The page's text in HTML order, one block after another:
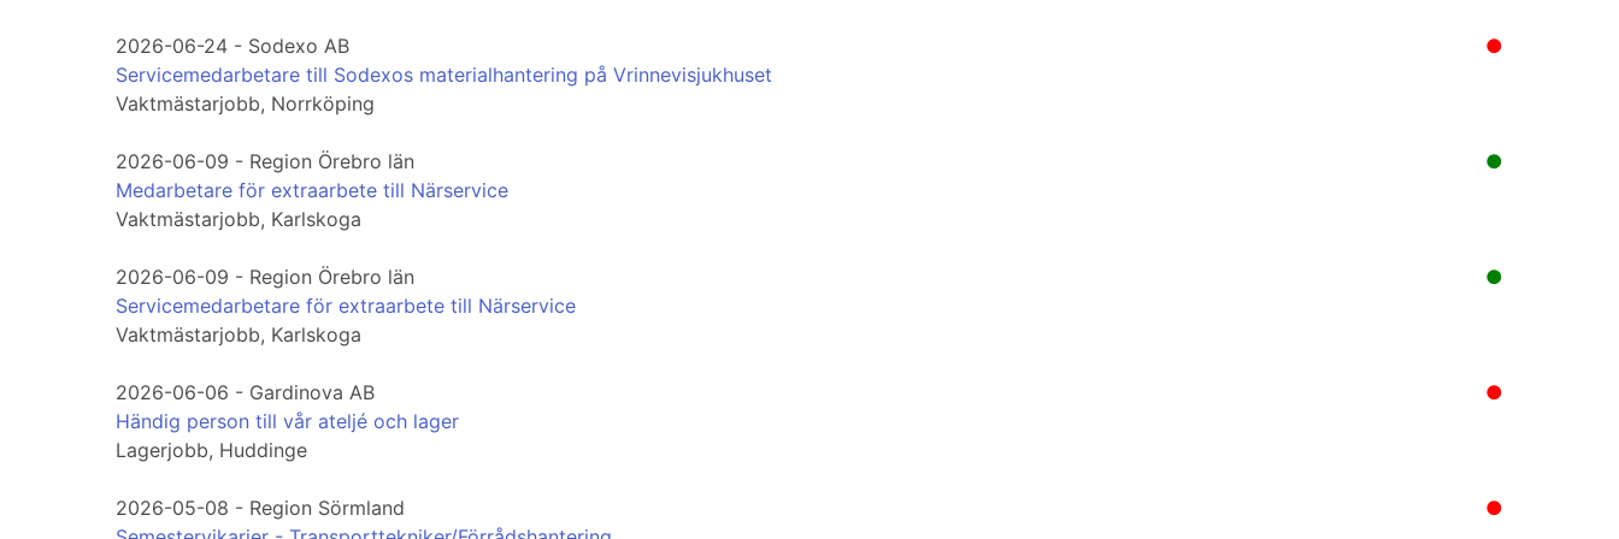
●
2026-06-24 - Sodexo AB
Servicemedarbetare till Sodexos materialhantering på Vrinnevisjukhuset
Vaktmästarjobb, Norrköping
●
2026-06-09 - Region Örebro län
Medarbetare för extraarbete till Närservice
Vaktmästarjobb, Karlskoga
●
2026-06-09 - Region Örebro län
Servicemedarbetare för extraarbete till Närservice
Vaktmästarjobb, Karlskoga
●
2026-06-06 - Gardinova AB
Händig person till vår ateljé och lager
Lagerjobb, Huddinge
●
2026-05-08 - Region Sörmland